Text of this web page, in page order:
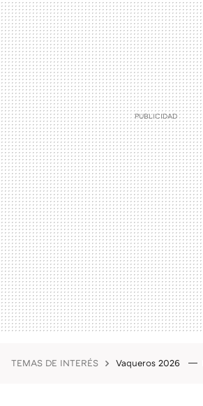
TEMAS DE INTERÉS Vaqueros 2026